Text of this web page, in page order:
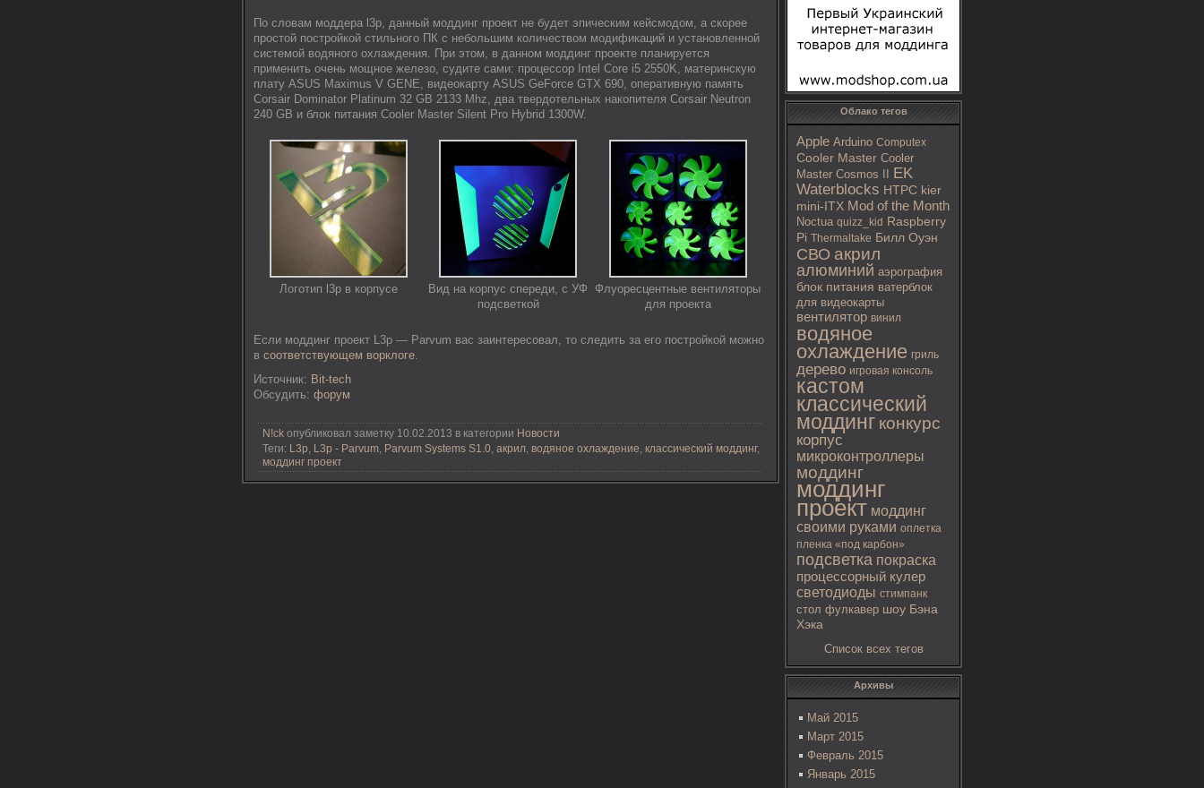
Облако тегов
Apple Arduino Computex
Cooler Master Cooler
Master Cosmos II
EK
Waterblocks HTPC kier
mini-ITX Mod of the Month
Noctua quizz_kid Raspberry
Pi Thermaltake Билл Оуэн
СВО акрил
алюминий аэрография
блок питания ватерблок
для видеокарты
вентилятор винил
водяное
охлаждение гриль
дерево игровая консоль
кастом
классический
моддинг конкурс
корпус
микроконтроллеры
моддинг
моддинг
проект моддинг
своими руками оплетка
пленка «под карбон»
подсветка покраска
процессорный кулер
светодиоды стимпанк
стол фулкавер шоу Бэна
Хэка
Список всех тегов
Архивы
Май 2015
Март 2015
Февраль 2015
Январь 2015
По словам моддера l3p, данный моддинг проект не будет эпическим кейсмодом, а скорее
простой постройкой стильного ПК с небольшим количеством модификаций и установленной
системой водяного охлаждения. При этом, в данном моддинг проекте планируется
применить очень мощное железо, судите сами: процессор Intel Core i5 2550K, материнскую
плату ASUS Maximus V GENE, видеокарту ASUS GeForce GTX 690, оперативную память
Corsair Dominator Platinum 32 GB 2133 Mhz, два твердотельных накопителя Corsair Neutron
240 GB и блок питания Cooler Master Silent Pro Hybrid 1300W.
Логотип l3p в корпусе
Вид на корпус спереди, с УФ
подсветкой
Флуоресцентные вентиляторы
для проекта
Если моддинг проект L3p — Parvum вас заинтересовал, то следить за его постройкой можно
в соответствующем ворклоге.
Источник: Bit-tech
Обсудить: форум
N!ck опубликовал заметку 10.02.2013 в категории Новости
Теги: L3p, L3p - Parvum, Parvum Systems S1.0, акрил, водяное охлаждение, классический моддинг,
моддинг проект